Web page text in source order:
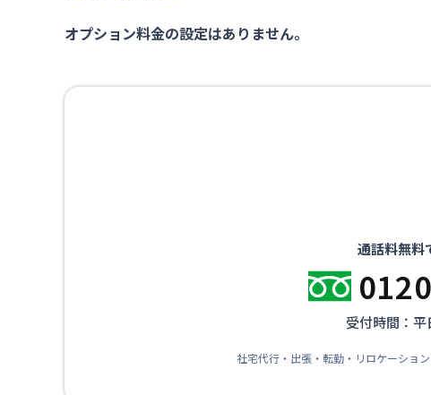
オプション料金の設定はありません。
通話料無料
受付時間：
社宅代行・出張・転勤・リロケーショ